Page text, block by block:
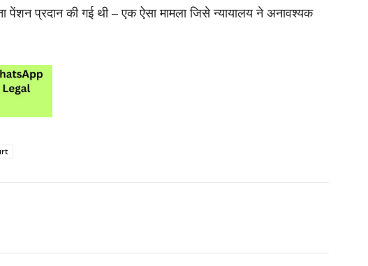
पेंशन प्रदान की गई थी – एक ऐसा मामला जिसे न्यायालय ने अनावश्यक